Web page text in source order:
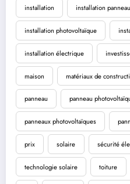
installation installation
installation photovoltaïque
installation électrique
maison matériaux de
panneau panneau
panneaux photovoltaïques
prix solaire sécurité
technologie solaire toiture